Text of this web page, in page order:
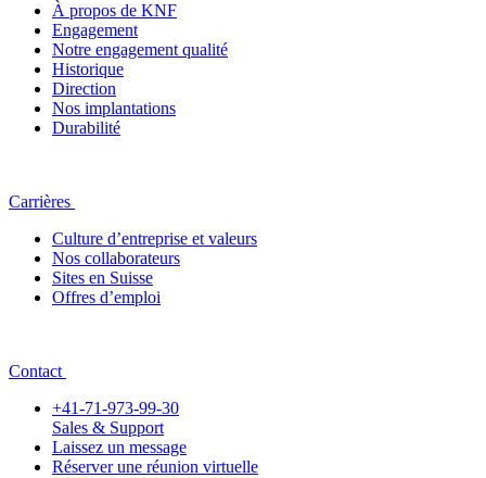
À propos de KNF
Engagement
Notre engagement qualité
Historique
Direction
Nos implantations
Durabilité
Carrières
Culture d’entreprise et valeurs
Nos collaborateurs
Sites en Suisse
Offres d’emploi
Contact
+41-71-973-99-30
Sales & Support
Laissez un message
Réserver une réunion virtuelle